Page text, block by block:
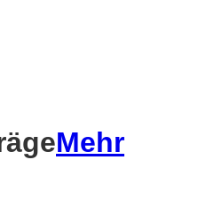
Mehr